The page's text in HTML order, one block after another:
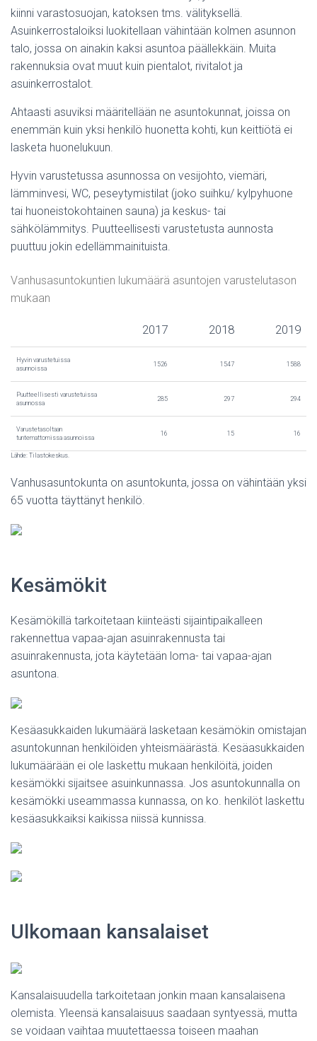
kiinni varastosuojan, katoksen tms. välityksellä.
Asuinkerrostaloiksi luokitellaan vähintään kolmen asunnon
talo, jossa on ainakin kaksi asuntoa päällekkäin. Muita
rakennuksia ovat muut kuin pientalot, rivitalot ja
asuinkerrostalot.
Ahtaasti asuviksi määritellään ne asuntokunnat, joissa on
enemmän kuin yksi henkilö huonetta kohti, kun keittiötä ei
lasketa huonelukuun.
Hyvin varustetussa asunnossa on vesijohto, viemäri,
lämminvesi, WC, peseytymistilat (joko suihku/ kylpyhuone
tai huoneistokohtainen sauna) ja keskus- tai
sähkölämmitys. Puutteellisesti varustetusta aunnosta
puuttuu jokin edellämmainituista.
Vanhusasuntokuntien lukumäärä asuntojen varustelutason
mukaan
2017 2018 2019
Hyvin varustetuissa
asunnoissa
1526 1547 1588
Puutteellisesti varustetuissa
asunnossa
285 297 294
Varustetasoltaan
tuntemattomissa asunnoissa
16 15 16
Lähde: Tilastokeskus.
Vanhusasuntokunta on asuntokunta, jossa on vähintään yksi
65 vuotta täyttänyt henkilö.
Kesämökit
Kesämökillä tarkoitetaan kiinteästi sijaintipaikalleen
rakennettua vapaa-ajan asuinrakennusta tai
asuinrakennusta, jota käytetään loma- tai vapaa-ajan
asuntona.
Kesäasukkaiden lukumäärä lasketaan kesämökin omistajan
asuntokunnan henkilöiden yhteismäärästä. Kesäasukkaiden
lukumäärään ei ole laskettu mukaan henkilöitä, joiden
kesämökki sijaitsee asuinkunnassa. Jos asuntokunnalla on
kesämökki useammassa kunnassa, on ko. henkilöt laskettu
kesäasukkaiksi kaikissa niissä kunnissa.
Ulkomaan kansalaiset
Kansalaisuudella tarkoitetaan jonkin maan kansalaisena
olemista. Yleensä kansalaisuus saadaan syntyessä, mutta
se voidaan vaihtaa muutettaessa toiseen maahan